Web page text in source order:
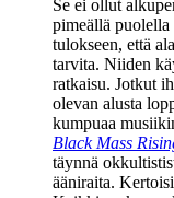
Se ei ollut
pimeällä
tulokseen, että
tarvita. Niiden
ratkaisu. Jotkut
olevan alusta
kumpuaa
Black Mass
täynnä
ääniraita.